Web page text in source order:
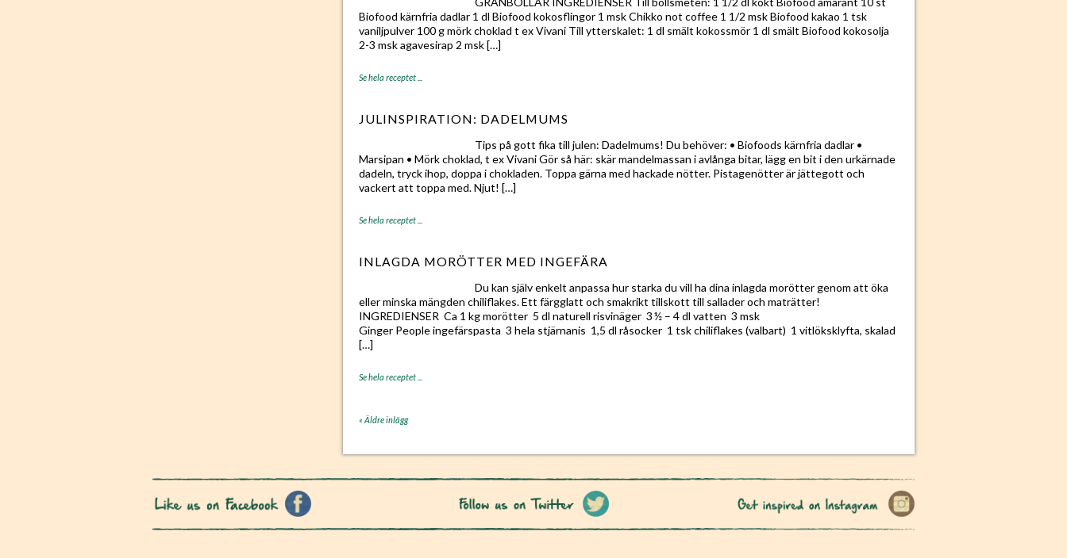
Biofood kärnfria dadlar 1 dl Biofood kokosflingor 1 msk Chikko not coffee 1 1/2 msk Biofood kakao 1 tsk
vaniljpulver 100 g mörk choklad t ex Vivani Till ytterskalet: 1 dl smält kokossmör 1 dl smält Biofood kokosolja
2-3 msk agavesirap 2 msk […]
Se hela receptet ...
JULINSPIRATION: DADELMUMS
Tips på gott fika till julen: Dadelmums! Du behöver: • Biofoods kärnfria dadlar •
Marsipan • Mörk choklad, t ex Vivani Gör så här: skär mandelmassan i avlånga bitar, lägg en bit i den urkärnade
dadeln, tryck ihop, doppa i chokladen. Toppa gärna med hackade nötter. Pistagenötter är jättegott och
vackert att toppa med. Njut! […]
Se hela receptet ...
INLAGDA MORÖTTER MED INGEFÄRA
Du kan själv enkelt anpassa hur starka du vill ha dina inlagda morötter genom att öka
eller minska mängden chiliflakes. Ett färgglatt och smakrikt tillskott till sallader och maträtter!
INGREDIENSER Ca 1 kg morötter 5 dl naturell risvinäger 3 ½ – 4 dl vatten 3 msk
Ginger People ingefärspasta 3 hela stjärnanis 1,5 dl råsocker 1 tsk chiliflakes (valbart) 1 vitlöksklyfta, skalad
[…]
Se hela receptet ...
« Äldre inlägg